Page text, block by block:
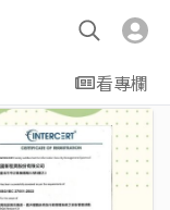
看專欄